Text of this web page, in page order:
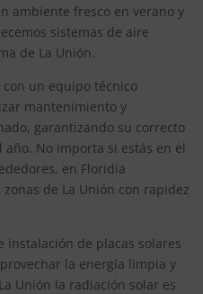
ambiente fresco en verano y
sistemas de aire
de La Unión.
con un equipo técnico
mantenimiento y
garantizando su correcto
No importa si estás en el
en Floridia
de La Unión con rapidez
instalación de placas solares
la energía limpia y
Unión la radiación solar es